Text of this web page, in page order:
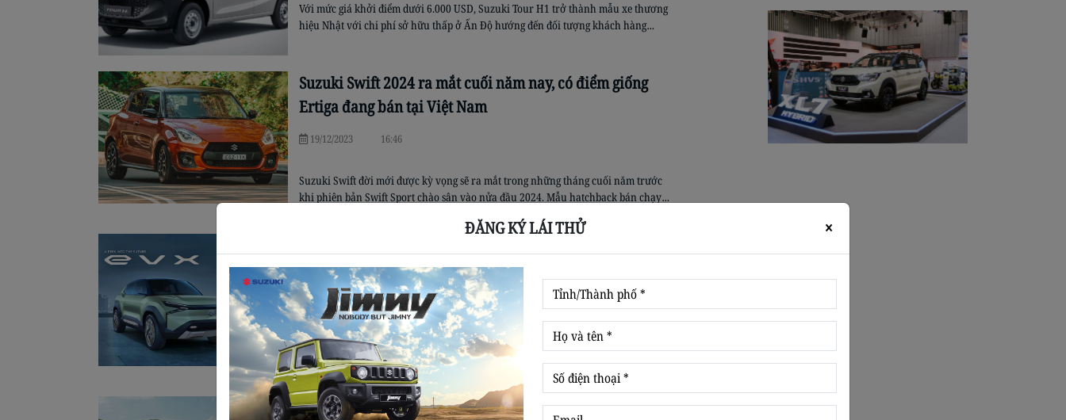
Với mức giá khởi điểm dưới 6.000 USD, Suzuki Tour H1 trở thành mẫu xe thương
hiệu Nhật với chi phí sở hữu thấp ở Ấn Độ hướng đến đối tượng khách hàng
Suzuki Swift 2024 ra mắt cuối năm nay, có điểm giống
Ertiga đang bán tại Việt Nam
19/12/2023 16:46
Suzuki Swift đời mới được kỳ vọng sẽ ra mắt trong những tháng cuối năm trước
khi phiên bản Swift Sport chào sân vào nửa đầu 2024. Mẫu hatchback bán chạy
hàng đầu của Suzuki là Swift sắp trở lại với thế hệ mới ứng dụng công nghệ
truyền động hybrid. Cụ thể, theo tạp […]
chạy 550km/sạc
19/12/2023 16:46
Suzuki eVX sẽ có quy mô toàn cầu để đẩy mạnh chiến lược điện hóa xe của
thương hiệu chủ quản. Trong tuần qua, phiên bản thành phẩm của Suzuki eVX đã
xuất hiện chạy thử công khai tại châu Âu lần đầu tiên. Địa điểm trên được lựa
chọn có lẽ là để thách […]
Toyota Rumion 2023 ra mắt: Suzuki Ertiga thay logo, giá
ĐĂNG KÝ LÁI THỬ ×